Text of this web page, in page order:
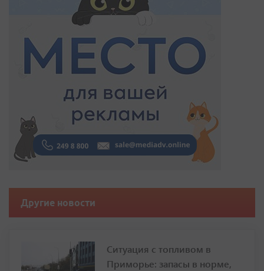
Другие новости
Ситуация с топливом в
Приморье: запасы в норме,